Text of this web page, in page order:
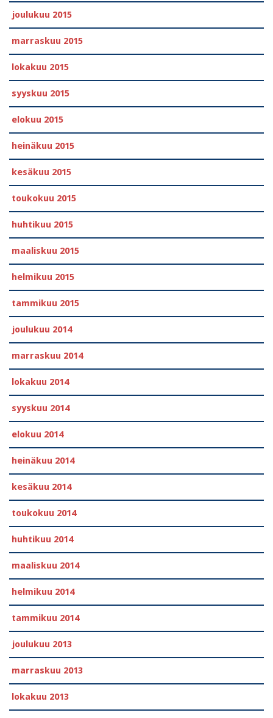
joulukuu 2015
marraskuu 2015
lokakuu 2015
syyskuu 2015
elokuu 2015
heinäkuu 2015
kesäkuu 2015
toukokuu 2015
huhtikuu 2015
maaliskuu 2015
helmikuu 2015
tammikuu 2015
joulukuu 2014
marraskuu 2014
lokakuu 2014
syyskuu 2014
elokuu 2014
heinäkuu 2014
kesäkuu 2014
toukokuu 2014
huhtikuu 2014
maaliskuu 2014
helmikuu 2014
tammikuu 2014
joulukuu 2013
marraskuu 2013
lokakuu 2013